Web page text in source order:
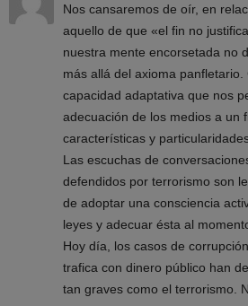
Nos cansaremos de oír, en
aquello de que «el fin no
nuestra mente encorsetada no
más allá del axioma
capacidad adaptativa que nos
adecuación de los medios a un
características y
Las escuchas de
defendidos por terrorismo son
de adoptar una consciencia
leyes y adecuar ésta al
Hoy día, los casos de
trafica con dinero público han
tan graves como el terrorismo.